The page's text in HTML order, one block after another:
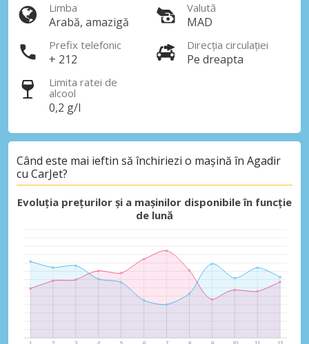
Economii de top
Accesați ofertele exclusive ale
furnizorilor noștri
Autentificare cu eLink
Limba
Arabă, amazigă
Valută
MAD
Prefix telefonic
+ 212
Direcția circulației
Pe dreapta
Limita ratei de
alcool
0,2 g/l
Când este mai ieftin să închiriezi o mașină în Agadir
cu CarJet?
Evoluția prețurilor și a mașinilor disponibile în funcție
de lună